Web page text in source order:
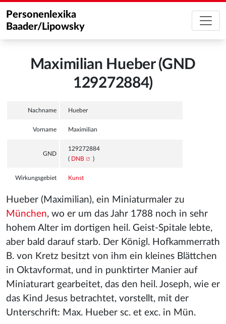
Personenlexika
Baader/Lipowsky
Maximilian Hueber (GND
129272884)
Nachname Hueber
Vorname Maximilian
GND
129272884
( DNB )
Wirkungsgebiet Kunst
Hueber (Maximilian), ein Miniaturmaler zu
München, wo er um das Jahr 1788 noch in sehr
hohem Alter im dortigen heil. Geist-Spitale lebte,
aber bald darauf starb. Der Königl. Hofkammerrath
B. von Kretz besitzt von ihm ein kleines Blättchen
in Oktavformat, und in punktirter Manier auf
Miniaturart gearbeitet, das den heil. Joseph, wie er
das Kind Jesus betrachtet, vorstellt, mit der
Unterschrift: Max. Hueber sc. et exc. in Mün.